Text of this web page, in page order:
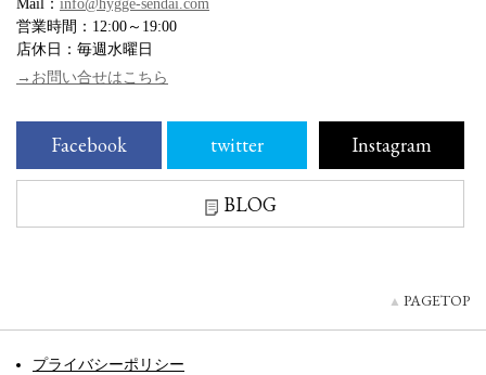
Mail： info@hygge-sendai.com
営業時間：12:00～19:00
店休日：毎週水曜日
→お問い合せはこちら
Facebook twitter Instagram
BLOG
PAGETOP
プライバシーポリシー